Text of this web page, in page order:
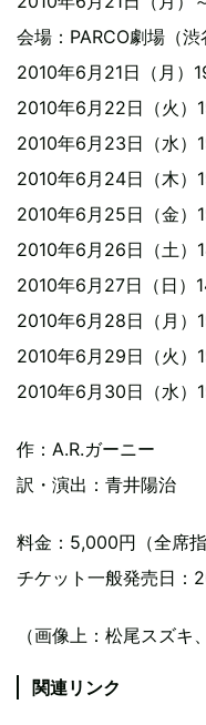
会場：PARCO劇場（渋
2010年6月21日（月
2010年6月22日（火
2010年6月23日（水
2010年6月24日（木
2010年6月25日（金
2010年6月26日（土
2010年6月27日（日
2010年6月28日（月
2010年6月29日（火
2010年6月30日（水
作：A.R.ガーニー
訳・演出：青井陽治
料金：5,000円（全席指
チケット一般発売日：
（画像上：松尾スズキ
関連リンク